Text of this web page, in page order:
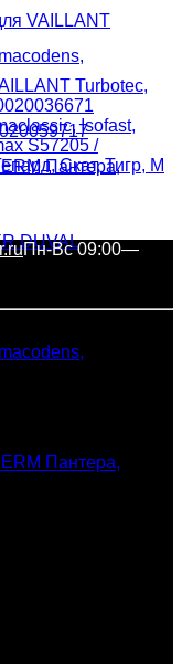
Turbotec,
Isofast,
S57205 /
Скат, Тигр, М
Пн-Вс 09:00—